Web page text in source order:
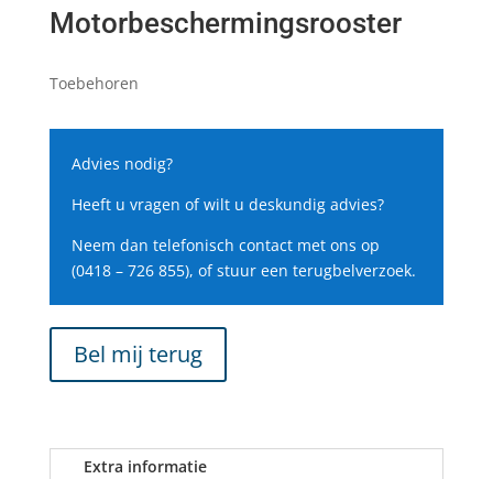
Motorbeschermingsrooster
Toebehoren
Advies nodig?
Heeft u vragen of wilt u deskundig advies?
Neem dan telefonisch contact met ons op
(0418 – 726 855), of stuur een terugbelverzoek.
Bel mij terug
Extra informatie